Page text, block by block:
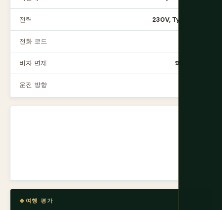
전력 230V, Type H/C
전화 코드
비자 면제 90+ 국적
운전 방향
여행 평가